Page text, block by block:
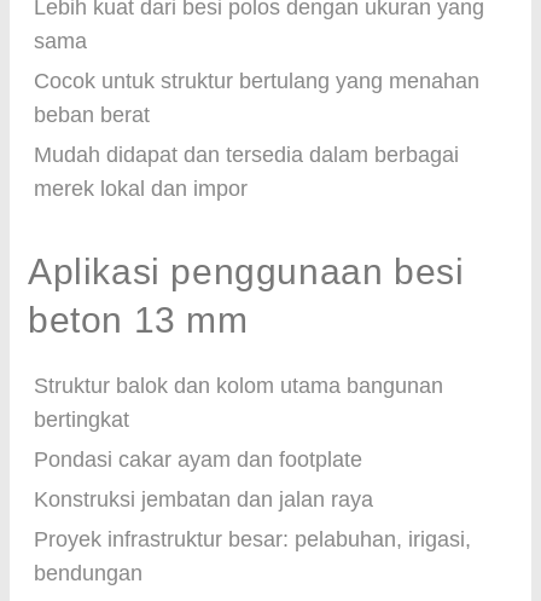
Lebih kuat dari besi polos dengan ukuran yang
sama
Cocok untuk struktur bertulang yang menahan
beban berat
Mudah didapat dan tersedia dalam berbagai
merek lokal dan impor
Aplikasi penggunaan besi
beton 13 mm
Struktur balok dan kolom utama bangunan
bertingkat
Pondasi cakar ayam dan footplate
Konstruksi jembatan dan jalan raya
Proyek infrastruktur besar: pelabuhan, irigasi,
bendungan